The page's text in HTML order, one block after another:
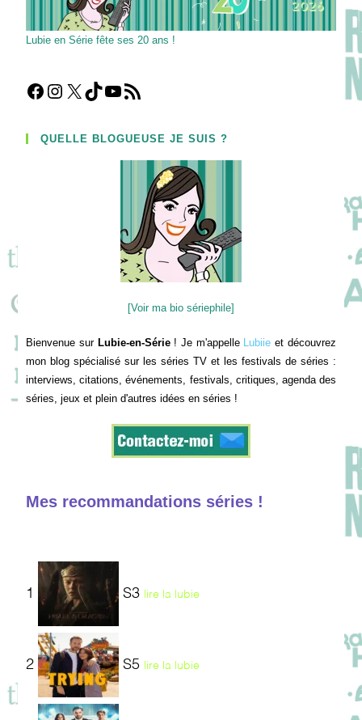
Lubie en Série fête ses 20 ans !
Facebook
Instagram
X TikTokYouTube
Flux RSS
QUELLE BLOGUEUSE JE SUIS ?
[Voir ma bio sériephile]
Bienvenue sur Lubie-en-Série! Je m'appelle Lubiie et découvrez
mon blog spécialisé sur les séries TV et les festivals de séries :
interviews, citations, événements, festivals, critiques, agenda des
séries, jeux et plein d'autres idées en séries !
Mes recommandations séries !
1 S3 lire la lubie
2 S5 lire la lubie